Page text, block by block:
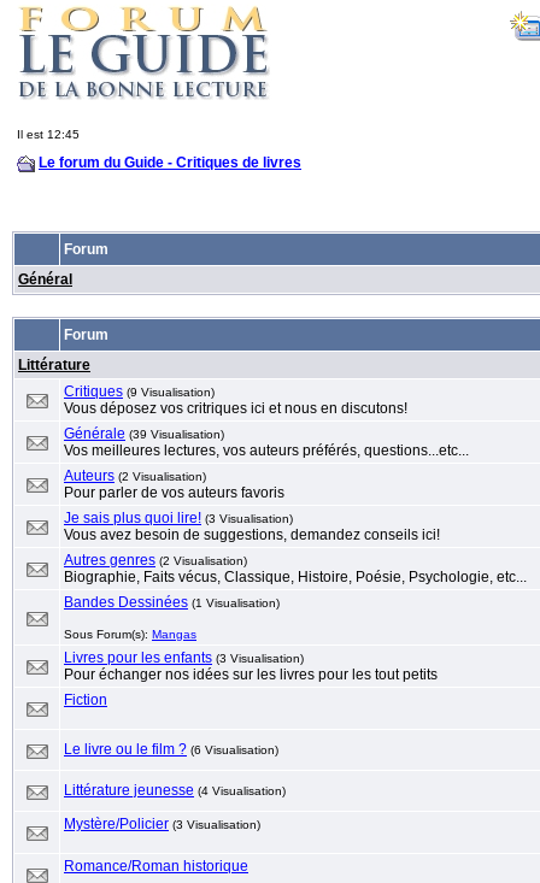
Il est 12:45
Le forum du Guide - Critiques de livres
Forum
Général
Forum
Littérature
Critiques (9 Visualisation)
Vous déposez vos critriques ici et nous en discutons!
Générale (39 Visualisation)
Vos meilleures lectures, vos auteurs préférés, questions...etc...
Auteurs (2 Visualisation)
Pour parler de vos auteurs favoris
Je sais plus quoi lire! (3 Visualisation)
Vous avez besoin de suggestions, demandez conseils ici!
Autres genres (2 Visualisation)
Biographie, Faits vécus, Classique, Histoire, Poésie, Psychologie, etc...
Bandes Dessinées (1 Visualisation)
Sous Forum(s): Mangas
Livres pour les enfants (3 Visualisation)
Pour échanger nos idées sur les livres pour les tout petits
Fiction
Le livre ou le film ? (6 Visualisation)
Littérature jeunesse (4 Visualisation)
Mystère/Policier (3 Visualisation)
Romance/Roman historique